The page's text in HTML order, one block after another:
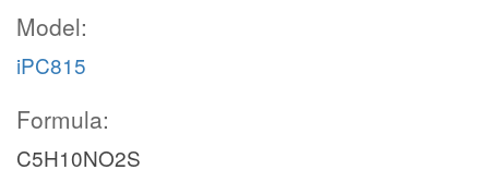
Model:
iPC815
Formula:
C5H10NO2S